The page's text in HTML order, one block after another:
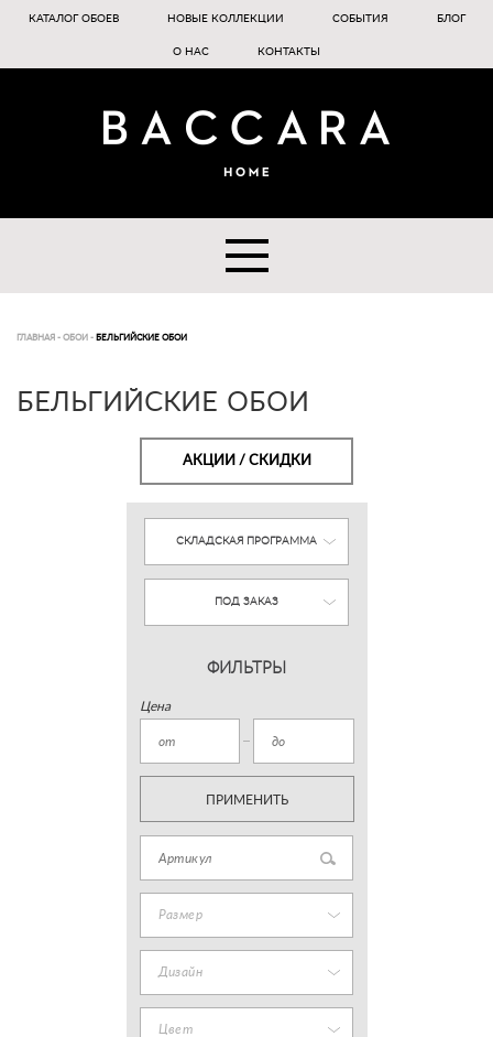
КАТАЛОГ ОБОЕВ НОВЫЕ КОЛЛЕКЦИИ СОБЫТИЯ БЛОГ
О НАС КОНТАКТЫ
ГЛАВНАЯ - ОБОИ - БЕЛЬГИЙСКИЕ ОБОИ
БЕЛЬГИЙСКИЕ ОБОИ
АКЦИИ / СКИДКИ
СКЛАДСКАЯ ПРОГРАММА
ПОД ЗАКАЗ
ФИЛЬТРЫ
Цена
ПРИМЕНИТЬ
Размер
Дизайн
Цвет